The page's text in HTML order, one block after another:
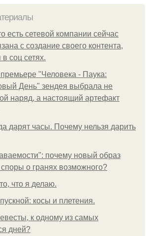
есть сетевой компании сейчас
с создание своего контента,
соц сетях.
"Человека - Паука:
День" зендея выбрала не
наряд, а настоящий артефакт
дарят часы. Почему нельзя дарить
почему новый образ
о гранях возможного?
что я делаю.
косы и плетения.
к одному из самых
дней?